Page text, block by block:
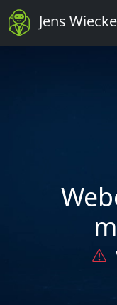
Jens